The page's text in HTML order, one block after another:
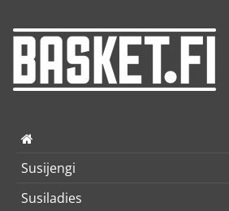
Susijengi
Susiladies